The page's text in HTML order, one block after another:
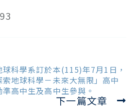
93
科學系訂於本(115)年7月1日，
地球科學－未來大無限」高中
高中生及高中生參與。
下一篇文章